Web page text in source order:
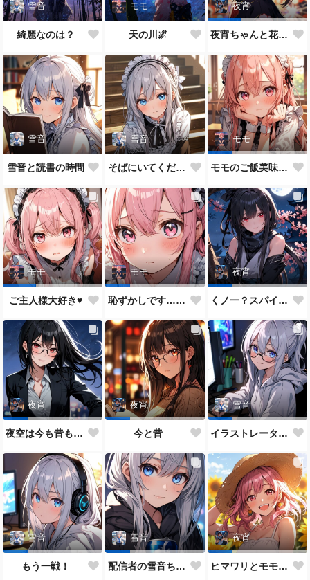
雪音
綺麗なのは？
モモ
天の川🌌
夜宵
夜宵ちゃんと花火大会
雪音
雪音と読書の時間
雪音
そばにいてください♥
モモ
モモのご飯美味しい？
モモ
ご主人様大好き♥
モモ
恥ずかしです…ご主人様♥
夜宵
くノ一？スパイ？どっちがいいかな？
夜宵
夜空は今も昔も変わらないね♥
夜宵
今と昔
雪音
イラストレーター雪音ちゃん🎵
雪音
もう一戦！
雪音
配信者の雪音ちゃん
夜宵
ヒマワリとモモちゃん♥